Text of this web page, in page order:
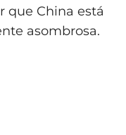
que China está
asombrosa.